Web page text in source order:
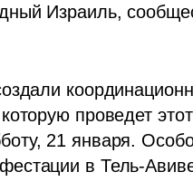
Израиль,
21 января.
в Тель-